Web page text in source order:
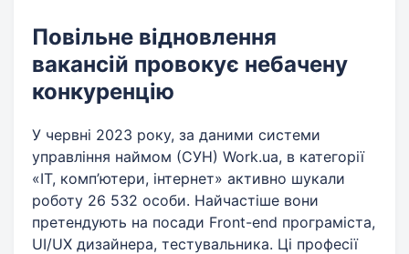
Повільне відновлення
вакансій провокує небачену
конкуренцію
У червні 2023 року, за даними системи
управління наймом (СУН) Work.ua, в категорії
«ІТ, комп’ютери, інтернет» активно шукали
роботу 26 532 особи. Найчастіше вони
претендують на посади Front-end програміста,
UI/UX дизайнера, тестувальника. Ці професії